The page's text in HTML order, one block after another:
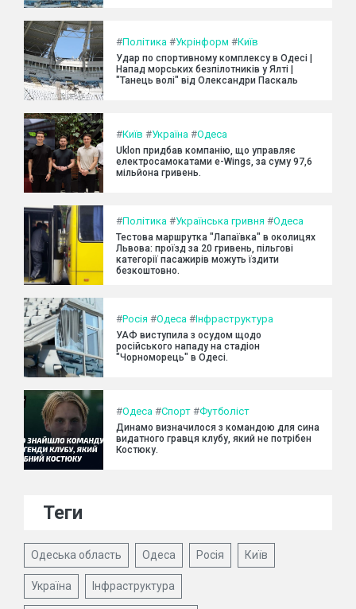
#Політика #Укрінформ #Київ
Удар по спортивному комплексу в Одесі |
Напад морських безпілотників у Ялті |
"Танець волі" від Олександри Паскаль
#Київ #Україна #Одеса
Uklon придбав компанію, що управляє
електросамокатами e-Wings, за суму 97,6
мільйона гривень.
#Політика #Українська гривня #Одеса
Тестова маршрутка "Лапаївка" в околицях
Львова: проїзд за 20 гривень, пільгові
категорії пасажирів можуть їздити
безкоштовно.
#Росія #Одеса #Інфраструктура
УАФ виступила з осудом щодо
російського нападу на стадіон
"Чорноморець" в Одесі.
#Одеса #Спорт #Футболіст
Динамо визначилося з командою для сина
видатного гравця клубу, який не потрібен
Костюку.
Теги
Одеська область Одеса Росія Київ
Україна Інфраструктура